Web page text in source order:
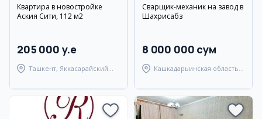
Квартира в новостройке
Аския Сити, 112 м2
205 000 y.e
Ташкент, Яккасарайский
Сварщик-механик на завод в
Шахрисабз
8 000 000 сум
Кашкадарьинская область,